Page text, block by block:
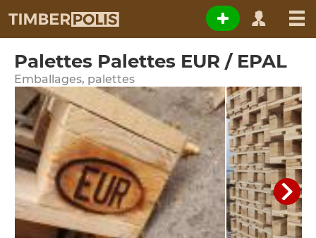
Palettes Palettes EUR / EPAL
Emballages, palettes